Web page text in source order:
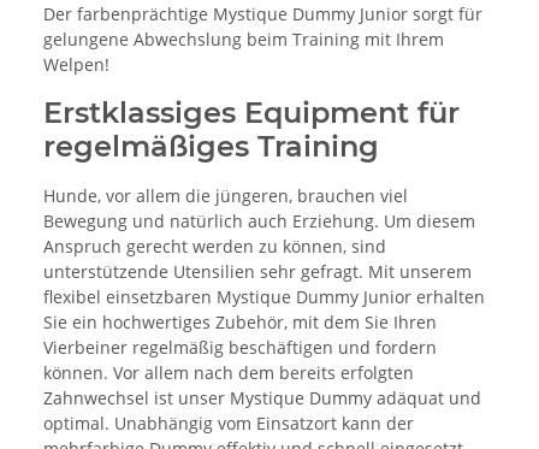
Der farbenprächtige Mystique Dummy Junior sorgt für
gelungene Abwechslung beim Training mit Ihrem
Welpen!
Erstklassiges Equipment für
regelmäßiges Training
Hunde, vor allem die jüngeren, brauchen viel
Bewegung und natürlich auch Erziehung. Um diesem
Anspruch gerecht werden zu können, sind
unterstützende Utensilien sehr gefragt. Mit unserem
flexibel einsetzbaren Mystique Dummy Junior erhalten
Sie ein hochwertiges Zubehör, mit dem Sie Ihren
Vierbeiner regelmäßig beschäftigen und fordern
können. Vor allem nach dem bereits erfolgten
Zahnwechsel ist unser Mystique Dummy adäquat und
optimal. Unabhängig vom Einsatzort kann der